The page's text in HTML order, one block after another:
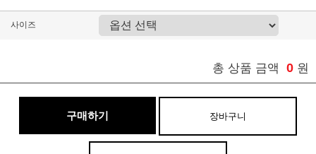
사이즈
총 상품 금액 0 원
구매하기 장바구니